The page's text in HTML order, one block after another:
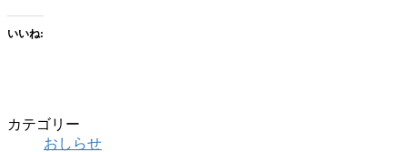
いいね:
カテゴリー
おしらせ